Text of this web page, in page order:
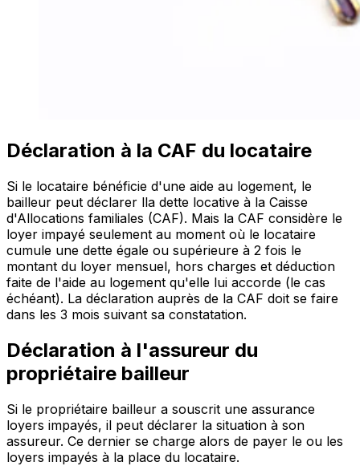
Déclaration à la CAF du locataire
Si le locataire bénéficie d'une aide au logement, le
bailleur peut déclarer lla dette locative à la Caisse
d'Allocations familiales (CAF). Mais la CAF considère le
loyer impayé seulement au moment où le locataire
cumule une dette égale ou supérieure à 2 fois le
montant du loyer mensuel, hors charges et déduction
faite de l'aide au logement qu'elle lui accorde (le cas
échéant). La déclaration auprès de la CAF doit se faire
dans les 3 mois suivant sa constatation.
Déclaration à l'assureur du
propriétaire bailleur
Si le propriétaire bailleur a souscrit une assurance
loyers impayés, il peut déclarer la situation à son
assureur. Ce dernier se charge alors de payer le ou les
loyers impayés à la place du locataire.